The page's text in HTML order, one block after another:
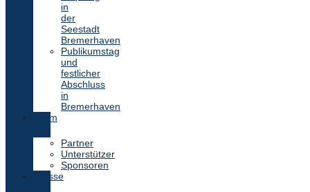
in
der
Seestadt
Bremerhaven
Publikumstag
und
festlicher
Abschluss
in
Bremerhaven
Team
Partner
Unterstützer
Sponsoren
Presse